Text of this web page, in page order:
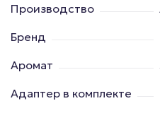
Производство
Бренд
Аромат
Адаптер в комплекте